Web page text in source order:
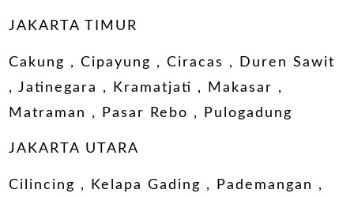
JAKARTA TIMUR
Cakung , Cipayung , Ciracas , Duren Sawit
, Jatinegara , Kramatjati , Makasar ,
Matraman , Pasar Rebo , Pulogadung
JAKARTA UTARA
Cilincing , Kelapa Gading , Pademangan ,